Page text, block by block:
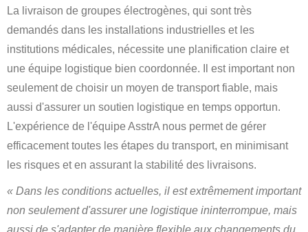
La livraison de groupes électrogènes, qui sont très
demandés dans les installations industrielles et les
institutions médicales, nécessite une planification claire et
une équipe logistique bien coordonnée. Il est important non
seulement de choisir un moyen de transport fiable, mais
aussi d'assurer un soutien logistique en temps opportun.
L'expérience de l'équipe AsstrA nous permet de gérer
efficacement toutes les étapes du transport, en minimisant
les risques et en assurant la stabilité des livraisons.
« Dans les conditions actuelles, il est extrêmement important
non seulement d'assurer une logistique ininterrompue, mais
aussi de s'adapter de manière flexible aux changements du